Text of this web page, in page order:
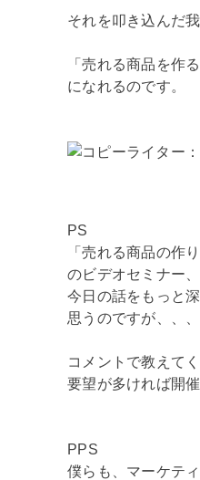
それを叩き込んだ我
「売れる商品を作
になれるのです。
PS
「売れる商品の作り
のビデオセミナー
今日の話をもっと
思うのですが、、、
コメントで教えてく
要望が多ければ開
PPS
僕らも、マーケテ